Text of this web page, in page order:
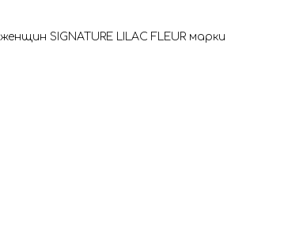
SIGNATURE LILAC FLEUR марки